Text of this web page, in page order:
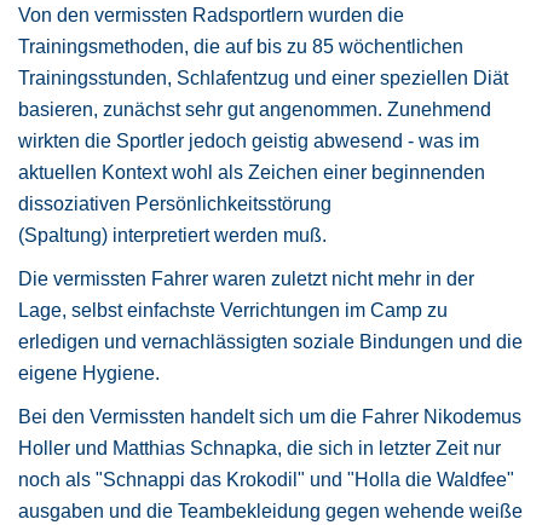
Von den vermissten Radsportlern wurden die
Trainingsmethoden, die auf bis zu 85 wöchentlichen
Trainingsstunden, Schlafentzug und einer speziellen Diät
basieren, zunächst sehr gut angenommen. Zunehmend
wirkten die Sportler jedoch geistig abwesend - was im
aktuellen Kontext wohl als Zeichen einer beginnenden
dissoziativen Persönlichkeitsstörung
(Spaltung) interpretiert werden muß.
Die vermissten Fahrer waren zuletzt nicht mehr in der
Lage, selbst einfachste Verrichtungen im Camp zu
erledigen und vernachlässigten soziale Bindungen und die
eigene Hygiene.
Bei den Vermissten handelt sich um die Fahrer Nikodemus
Holler und Matthias Schnapka, die sich in letzter Zeit nur
noch als "Schnappi das Krokodil" und "Holla die Waldfee"
ausgaben und die Teambekleidung gegen wehende weiße